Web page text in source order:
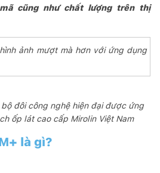
cũng như chất lượng trên thị
ảnh mượt mà hơn với ứng dụng
đôi công nghệ hiện đại được ứng
ốp lát cao cấp Mirolin Việt Nam
là gì?